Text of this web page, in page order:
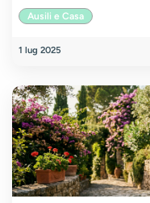
Ausili e Casa
1 lug 2025